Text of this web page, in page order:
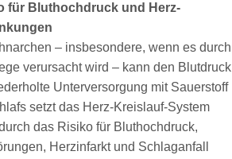
für Bluthochdruck und Herz-
– insbesondere, wenn es durch
verursacht wird – kann den Blutdruck
Unterversorgung mit Sauerstoff
setzt das Herz-Kreislauf-System
das Risiko für Bluthochdruck,
Herzinfarkt und Schlaganfall